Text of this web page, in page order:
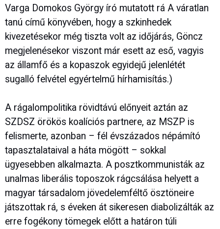
Varga Domokos György író mutatott rá A váratlan
tanú című könyvében, hogy a szkinhedek
kivezetésekor még tiszta volt az időjárás, Göncz
megjelenésekor viszont már esett az eső, vagyis
az államfő és a kopaszok egyidejű jelenlétét
sugalló felvétel egyértelmű hírhamisítás.)
A rágalompolitika rövidtávú előnyeit aztán az
SZDSZ örökös koalíciós partnere, az MSZP is
felismerte, azonban – fél évszázados népámító
tapasztalataival a háta mögött – sokkal
ügyesebben alkalmazta. A posztkommunisták az
unalmas liberális toposzok rágcsálása helyett a
magyar társadalom jövedelemféltő ösztöneire
játszottak rá, s éveken át sikeresen diabolizálták az
erre fogékony tömegek előtt a határon túli